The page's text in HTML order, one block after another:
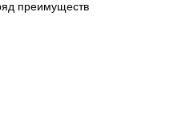
преимуществ